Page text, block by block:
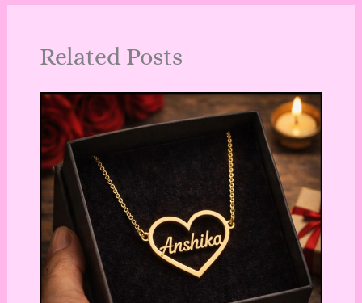
Related Posts